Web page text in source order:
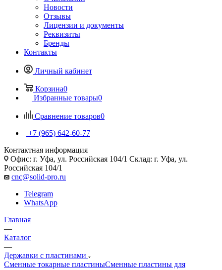
Новости
Отзывы
Лицензии и документы
Реквизиты
Бренды
Контакты
Личный кабинет
Корзина0
Избранные товары0
Сравнение товаров0
+7 (965) 642-60-77
Контактная информация
Офис: г. Уфа, ул. Российская 104/1 Склад: г. Уфа, ул.
Российская 104/1
cnc@solid-pro.ru
Telegram
WhatsApp
Главная
—
Каталог
—
Державки с пластинами
Сменные токарные пластиныСменные пластины для